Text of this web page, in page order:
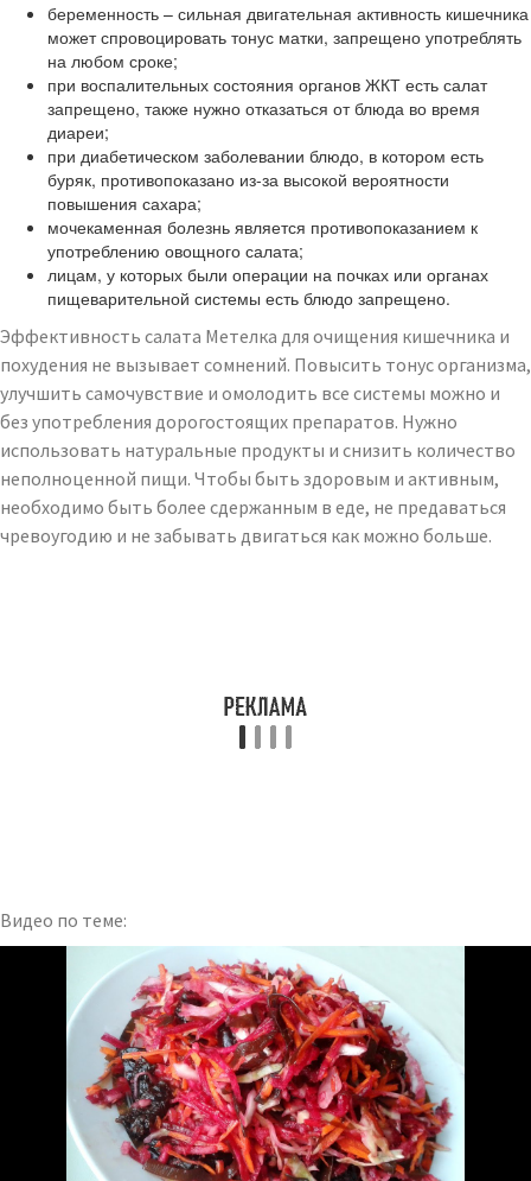
беременность – сильная двигательная активность кишечника
может спровоцировать тонус матки, запрещено употреблять
на любом сроке;
при воспалительных состояния органов ЖКТ есть салат
запрещено, также нужно отказаться от блюда во время
диареи;
при диабетическом заболевании блюдо, в котором есть
буряк, противопоказано из-за высокой вероятности
повышения сахара;
мочекаменная болезнь является противопоказанием к
употреблению овощного салата;
лицам, у которых были операции на почках или органах
пищеварительной системы есть блюдо запрещено.
Эффективность салата Метелка для очищения кишечника и
похудения не вызывает сомнений. Повысить тонус организма,
улучшить самочувствие и омолодить все системы можно и
без употребления дорогостоящих препаратов. Нужно
использовать натуральные продукты и снизить количество
неполноценной пищи. Чтобы быть здоровым и активным,
необходимо быть более сдержанным в еде, не предаваться
чревоугодию и не забывать двигаться как можно больше.
Видео по теме: